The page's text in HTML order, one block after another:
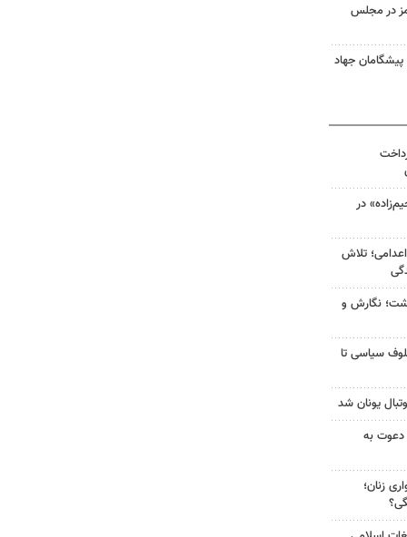
در مجلس
پیشگامان جهاد
در
تلاش
نگارش و
سیاسی تا
یونان شد
دعوت به
زنان؛